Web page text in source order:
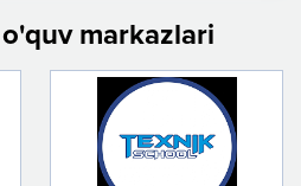
markazlari